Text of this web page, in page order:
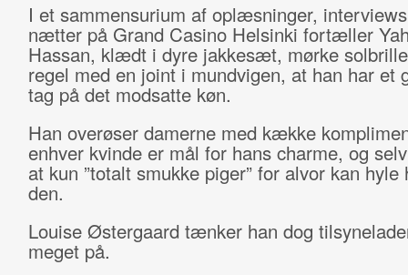
I et sammensurium af oplæsninger,
nætter på Grand Casino Helsinki fortæller
Hassan, klædt i dyre jakkesæt, mørke
regel med en joint i mundvigen, at han har et
tag på det modsatte køn.
Han overøser damerne med kække
enhver kvinde er mål for hans charme, og
at kun ”totalt smukke piger” for alvor kan hyle
den.
Louise Østergaard tænker han dog
meget på.